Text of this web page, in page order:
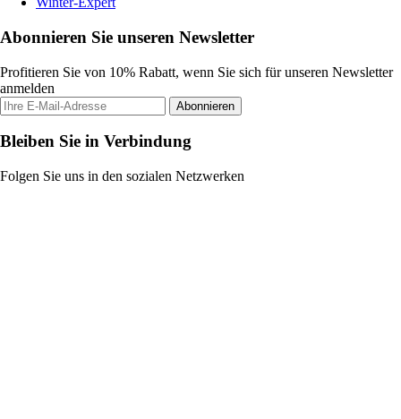
Abonnieren Sie unseren Newsletter
Profitieren Sie von 10% Rabatt, wenn Sie sich für unseren Newsletter
anmelden
Abonnieren
Bleiben Sie in Verbindung
Folgen Sie uns in den sozialen Netzwerken